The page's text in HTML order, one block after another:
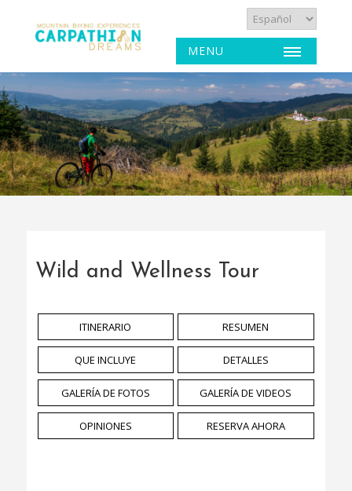
MENU
Wild and Wellness Tour
ITINERARIO RESUMEN
QUE INCLUYE DETALLES
GALERÍA DE FOTOS GALERÍA DE VIDEOS
OPINIONES RESERVA AHORA